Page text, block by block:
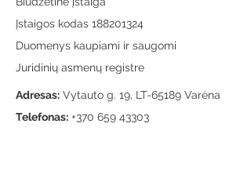
Įstaigos kodas 188201324
Duomenys kaupiami ir saugomi
Juridinių asmenų registre
Adresas: Vytauto g. 19, LT-65189 Varėna
Telefonas: +370 659 43303